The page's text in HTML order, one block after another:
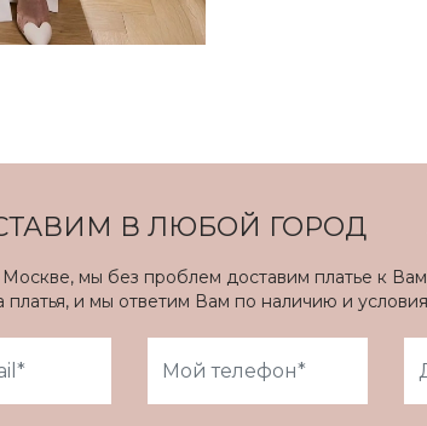
В ЛЮБОЙ ГОРОД
мы без проблем доставим платье к
платья, и мы ответим Вам по наличию и